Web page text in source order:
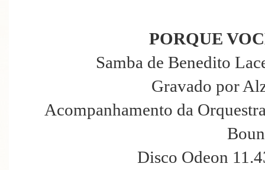
PORQUE
Samba de Benedito
Gravado por
Acompanhamento da
Disco Odeon